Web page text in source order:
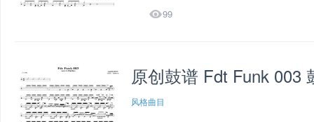
99
原创鼓谱 Fdt Funk 003
风格曲目